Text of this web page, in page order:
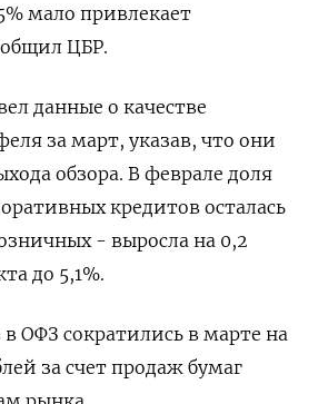
мало привлекает
ЦБР.
данные о качестве
за март, указав, что они
обзора. В феврале доля
кредитов осталась
- выросла на 0,2
до 5,1%.
ОФЗ сократились в марте на
за счет продаж бумаг